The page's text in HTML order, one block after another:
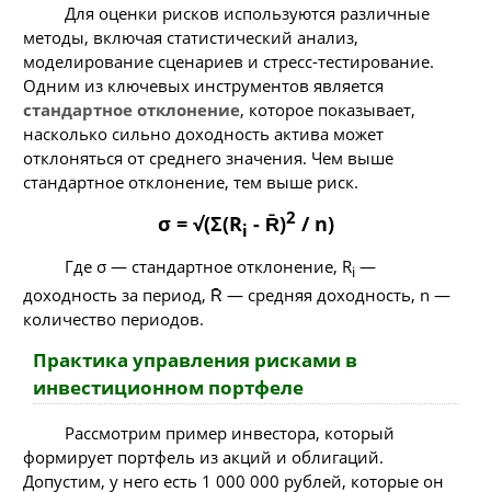
Для оценки рисков используются различные
методы, включая статистический анализ,
моделирование сценариев и стресс-тестирование.
Одним из ключевых инструментов является
стандартное отклонение, которое показывает,
насколько сильно доходность актива может
отклоняться от среднего значения. Чем выше
стандартное отклонение, тем выше риск.
σ = √(Σ(Ri - R̄)2/ n)
Где σ — стандартное отклонение, Ri—
доходность за период, R̄ — средняя доходность, n —
количество периодов.
Практика управления рисками в
инвестиционном портфеле
Рассмотрим пример инвестора, который
формирует портфель из акций и облигаций.
Допустим, у него есть 1 000 000 рублей, которые он